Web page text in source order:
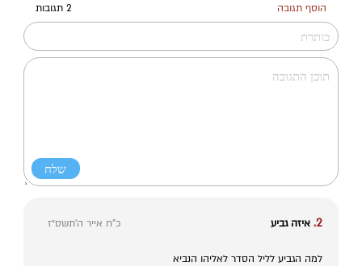
הוסף תגובה 2 תגובות
2. איזה גביע כ"ח אייר ה׳תשס״ז
למה הגביע לליל הסדר לאליהו הנביא